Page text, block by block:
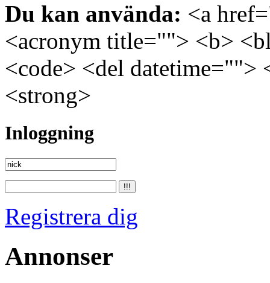
Du kan använda: <a
<acronym title=""> <b>
<code> <del
<strong>
Inloggning
Registrera dig
Annonser